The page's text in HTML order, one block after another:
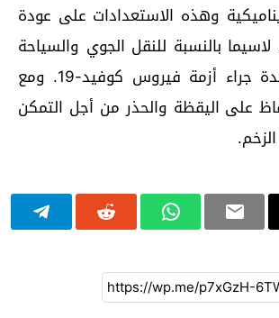
وهذه الاستعدادات على عودة
لاسيما بالنسبة للنقل الجوي والسياحة
اللذان تضررا بشدة جراء أزمة فيروس كوفيد-19. ومع
على اليقظة والحذر من أجل التمكن